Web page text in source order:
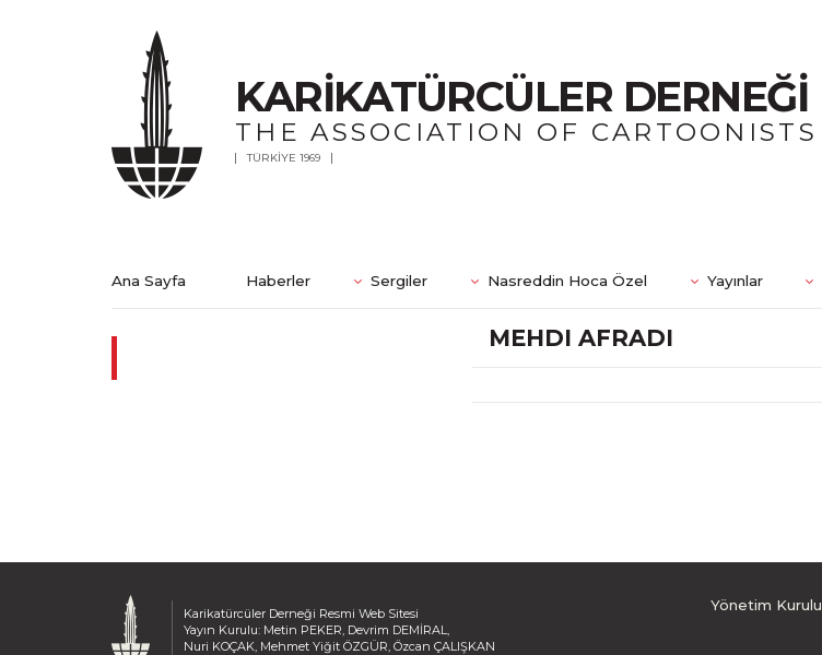
KARİKATÜRCÜLER DERNEĞİ
THE ASSOCIATION OF CARTOONISTS
TÜRKİYE 1969
Ana Sayfa Haberler Sergiler Nasreddin Hoca Özel Yayınlar
MEHDI AFRADI
Karikatürcüler Derneği Resmi Web Sitesi
Yayın Kurulu: Metin PEKER, Devrim DEMİRAL,
Nuri KOÇAK, Mehmet Yiğit ÖZGÜR, Özcan ÇALIŞKAN
Yönetim Kurulu